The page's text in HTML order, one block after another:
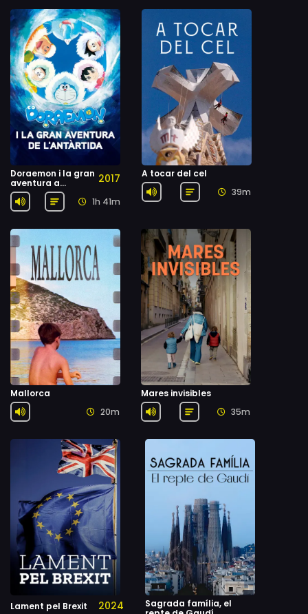
Doraemon i la gran
aventura a
l'Antàrtida
2017
1h 41m
A tocar del cel
39m
Mallorca
20m
Mares invisibles
35m
Lament pel Brexit 2024
Sagrada família, el